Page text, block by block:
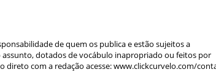
de quem os publica e estão sujeitos a
dotados de vocábulo inapropriado ou feitos por
direto com a redação acesse: www.clickcurvelo.com/